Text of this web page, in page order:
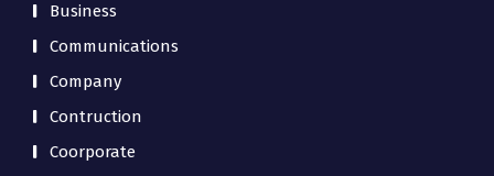
Business
Communications
Company
Contruction
Coorporate